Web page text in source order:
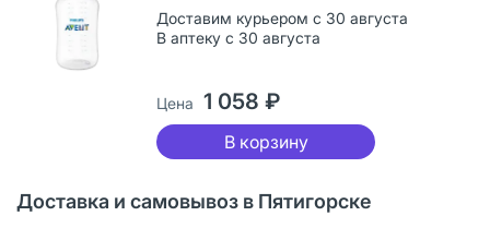
Доставим курьером с 30 августа
В аптеку с 30 августа
Цена 1 058 ₽
В корзину
Доставка и самовывоз в Пятигорске